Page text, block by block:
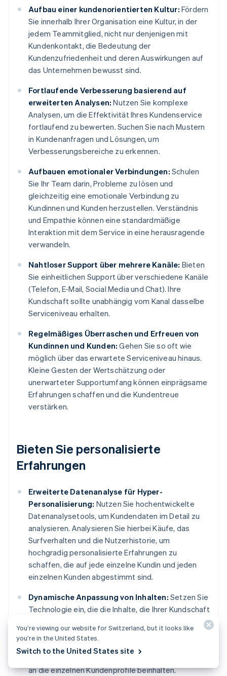
Aufbau einer kundenorientierten Kultur: Fördern
Sie innerhalb Ihrer Organisation eine Kultur, in der
jedem Teammitglied, nicht nur denjenigen mit
Kundenkontakt, die Bedeutung der
Kundenzufriedenheit und deren Auswirkungen auf
das Unternehmen bewusst sind.
Fortlaufende Verbesserung basierend auf
erweiterten Analysen: Nutzen Sie komplexe
Analysen, um die Effektivität Ihres Kundenservice
fortlaufend zu bewerten. Suchen Sie nach Mustern
in Kundenanfragen und Lösungen, um
Verbesserungsbereiche zu erkennen.
Aufbauen emotionaler Verbindungen: Schulen
Sie Ihr Team darin, Probleme zu lösen und
gleichzeitig eine emotionale Verbindung zu
Kundinnen und Kunden herzustellen. Verständnis
und Empathie können eine standardmäßige
Interaktion mit dem Service in eine herausragende
verwandeln.
Nahtloser Support über mehrere Kanäle: Bieten
Sie einheitlichen Support über verschiedene Kanäle
(Telefon, E-Mail, Social Media und Chat). Ihre
Kundschaft sollte unabhängig vom Kanal dasselbe
Serviceniveau erhalten.
Regelmäßiges Überraschen und Erfreuen von
Kundinnen und Kunden: Gehen Sie so oft wie
möglich über das erwartete Serviceniveau hinaus.
Kleine Gesten der Wertschätzung oder
unerwarteter Supportumfang können einprägsame
Erfahrungen schaffen und die Kundentreue
verstärken.
Bieten Sie personalisierte
Erfahrungen
Erweiterte Datenanalyse für Hyper-
Personalisierung: Nutzen Sie hochentwickelte
Datenanalysetools, um Kundendaten im Detail zu
analysieren. Analysieren Sie hierbei Käufe, das
Surfverhalten und die Nutzerhistorie, um
hochgradig personalisierte Erfahrungen zu
schaffen, die auf jede einzelne Kundin und jeden
einzelnen Kunden abgestimmt sind.
Dynamische Anpassung von Inhalten: Setzen Sie
Technologie ein, die die Inhalte, die Ihrer Kundschaft
ausgehend von deren Verhalten und Präferenzen
ändert. Das könnte das Anpassen von Startseiten,
an die einzelnen Kundenprofile beinhalten.
You’re viewing our website for Switzerland, but it looks like
you’re in the United States.
Switch to the United States site